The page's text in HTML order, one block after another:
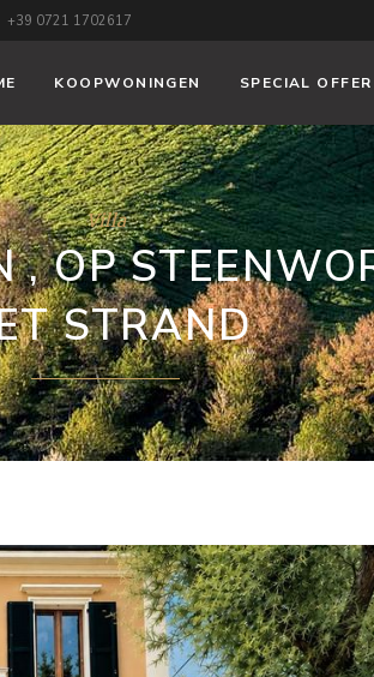
+39 0721 1702617
KOOPWONINGEN SPECIAL OFFER
Villa
, OP
STRAND